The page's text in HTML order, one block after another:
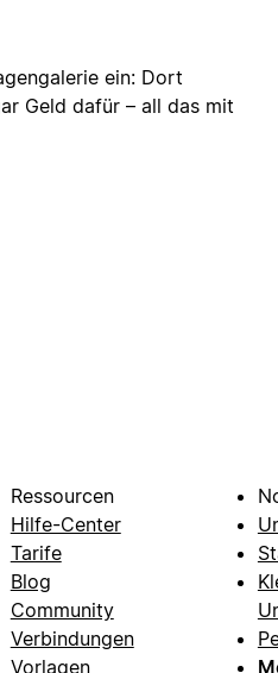
ein: Dort
Geld dafür – all das mit
Ressourcen
Hilfe-Center
Tarife
Blog
Community
Verbindungen
Vorlagen